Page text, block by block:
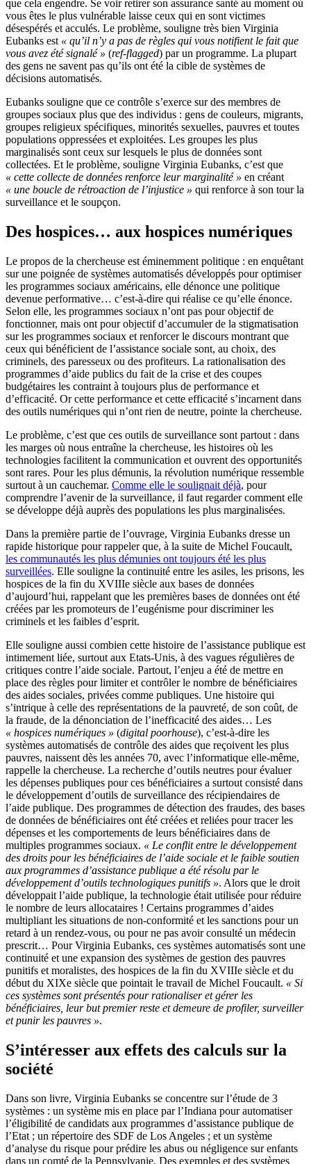
que cela engendre. Se voir retirer son assurance santé au moment où
vous êtes le plus vulnérable laisse ceux qui en sont victimes
désespérés et acculés. Le problème, souligne très bien Virginia
Eubanks est « qu’il n’y a pas de règles qui vous notifient le fait que
vous avez été signalé » (ref-flagged) par un programme. La plupart
des gens ne savent pas qu’ils ont été la cible de systèmes de
décisions automatisés.
Eubanks souligne que ce contrôle s’exerce sur des membres de
groupes sociaux plus que des individus : gens de couleurs, migrants,
groupes religieux spécifiques, minorités sexuelles, pauvres et toutes
populations oppressées et exploitées. Les groupes les plus
marginalisés sont ceux sur lesquels le plus de données sont
collectées. Et le problème, souligne Virginia Eubanks, c’est que
« cette collecte de données renforce leur marginalité » en créant
« une boucle de rétroaction de l’injustice » qui renforce à son tour la
surveillance et le soupçon.
Des hospices… aux hospices numériques
Le propos de la chercheuse est éminemment politique : en enquêtant
sur une poignée de systèmes automatisés développés pour optimiser
les programmes sociaux américains, elle dénonce une politique
devenue performative… c’est-à-dire qui réalise ce qu’elle énonce.
Selon elle, les programmes sociaux n’ont pas pour objectif de
fonctionner, mais ont pour objectif d’accumuler de la stigmatisation
sur les programmes sociaux et renforcer le discours montrant que
ceux qui bénéficient de l’assistance sociale sont, au choix, des
criminels, des paresseux ou des profiteurs. La rationalisation des
programmes d’aide publics du fait de la crise et des coupes
budgétaires les contraint à toujours plus de performance et
d’efficacité. Or cette performance et cette efficacité s’incarnent dans
des outils numériques qui n’ont rien de neutre, pointe la chercheuse.
Le problème, c’est que ces outils de surveillance sont partout : dans
les marges où nous entraîne la chercheuse, les histoires où les
technologies facilitent la communication et ouvrent des opportunités
sont rares. Pour les plus démunis, la révolution numérique ressemble
surtout à un cauchemar. Comme elle le soulignait déjà, pour
comprendre l’avenir de la surveillance, il faut regarder comment elle
se développe déjà auprès des populations les plus marginalisées.
Dans la première partie de l’ouvrage, Virginia Eubanks dresse un
rapide historique pour rappeler que, à la suite de Michel Foucault,
les communautés les plus démunies ont toujours été les plus
surveillées. Elle souligne la continuité entre les asiles, les prisons, les
hospices de la fin du XVIIIe siècle aux bases de données
d’aujourd’hui, rappelant que les premières bases de données ont été
créées par les promoteurs de l’eugénisme pour discriminer les
criminels et les faibles d’esprit.
Elle souligne aussi combien cette histoire de l’assistance publique est
intimement liée, surtout aux Etats-Unis, à des vagues régulières de
critiques contre l’aide sociale. Partout, l’enjeu a été de mettre en
place des règles pour limiter et contrôler le nombre de bénéficiaires
des aides sociales, privées comme publiques. Une histoire qui
s’intrique à celle des représentations de la pauvreté, de son coût, de
la fraude, de la dénonciation de l’inefficacité des aides… Les
« hospices numériques » (digital poorhouse), c’est-à-dire les
systèmes automatisés de contrôle des aides que reçoivent les plus
pauvres, naissent dès les années 70, avec l’informatique elle-même,
rappelle la chercheuse. La recherche d’outils neutres pour évaluer
les dépenses publiques pour ces bénéficiaires a surtout consisté dans
le développement d’outils de surveillance des récipiendaires de
l’aide publique. Des programmes de détection des fraudes, des bases
de données de bénéficiaires ont été créées et reliées pour tracer les
dépenses et les comportements de leurs bénéficiaires dans de
multiples programmes sociaux. « Le conflit entre le développement
des droits pour les bénéficiaires de l’aide sociale et le faible soutien
aux programmes d’assistance publique a été résolu par le
développement d’outils technologiques punitifs ». Alors que le droit
développait l’aide publique, la technologie était utilisée pour réduire
le nombre de leurs allocataires ! Certains programmes d’aides
multipliant les situations de non-conformité et les sanctions pour un
retard à un rendez-vous, ou pour ne pas avoir consulté un médecin
prescrit… Pour Virginia Eubanks, ces systèmes automatisés sont une
continuité et une expansion des systèmes de gestion des pauvres
punitifs et moralistes, des hospices de la fin du XVIIIe siècle et du
début du XIXe siècle que pointait le travail de Michel Foucault. « Si
ces systèmes sont présentés pour rationaliser et gérer les
bénéficiaires, leur but premier reste et demeure de profiler, surveiller
et punir les pauvres ».
S’intéresser aux effets des calculs sur la
société
Dans son livre, Virginia Eubanks se concentre sur l’étude de 3
systèmes : un système mis en place par l’Indiana pour automatiser
l’éligibilité de candidats aux programmes d’assistance publique de
l’Etat ; un répertoire des SDF de Los Angeles ; et un système
d’analyse du risque pour prédire les abus ou négligence sur enfants
dans un comté de la Pennsylvanie. Des exemples et des systèmes